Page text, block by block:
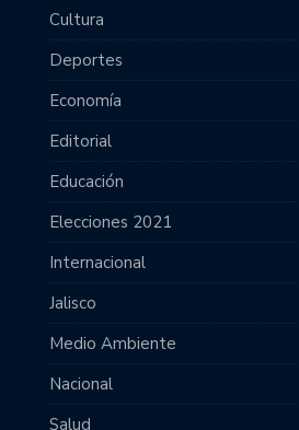
Cultura
Deportes
Economía
Editorial
Educación
Elecciones 2021
Internacional
Jalisco
Medio Ambiente
Nacional
Salud